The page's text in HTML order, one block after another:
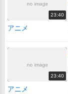
no image
23:40
アニメ
no image
23:40
アニメ